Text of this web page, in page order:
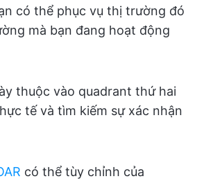
có thể phục vụ thị trường đó
mà bạn đang hoạt động
thuộc vào quadrant thứ hai
tế và tìm kiếm sự xác nhận
có thể tùy chỉnh của